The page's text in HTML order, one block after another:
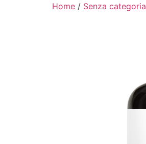
Home / Senza categoria